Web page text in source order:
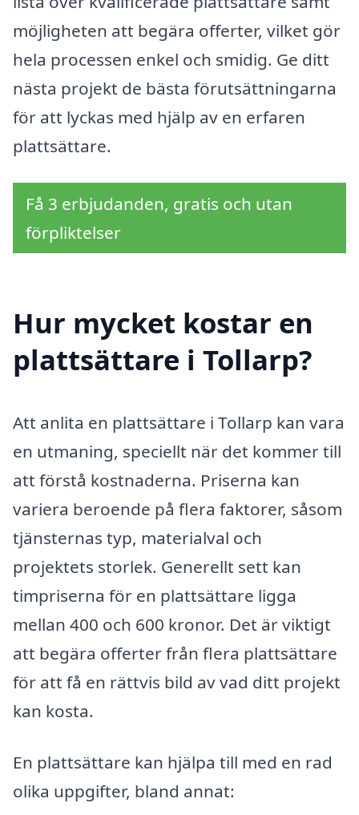
möjligheten att begära offerter, vilket gör
hela processen enkel och smidig. Ge ditt
nästa projekt de bästa förutsättningarna
för att lyckas med hjälp av en erfaren
plattsättare.
Få 3 erbjudanden, gratis och utan
förpliktelser
Hur mycket kostar en
plattsättare i Tollarp?
Att anlita en plattsättare i Tollarp kan vara
en utmaning, speciellt när det kommer till
att förstå kostnaderna. Priserna kan
variera beroende på flera faktorer, såsom
tjänsternas typ, materialval och
projektets storlek. Generellt sett kan
timpriserna för en plattsättare ligga
mellan 400 och 600 kronor. Det är viktigt
att begära offerter från flera plattsättare
för att få en rättvis bild av vad ditt projekt
kan kosta.
En plattsättare kan hjälpa till med en rad
olika uppgifter, bland annat: